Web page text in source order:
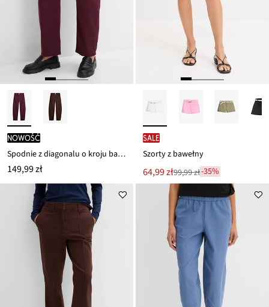
nowość
Spodnie z diagonalu o kroju barrel z wysokim stanem
149,99 zł
SALE
Szorty z bawełny
Nowa
cena
64,99 zł
Przeceniono
99,99 zł-35%